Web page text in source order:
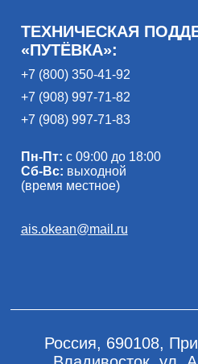
ТЕХНИЧЕСКАЯ
«ПУТЁВКА»:
+7 (800) 350-41-92
+7 (908) 997-71-82
+7 (908) 997-71-83
Пн-Пт: с 09:00 до 18:00
Сб-Вс: выходной
(время местное)
ais.okean@mail.ru
Россия, 690108,